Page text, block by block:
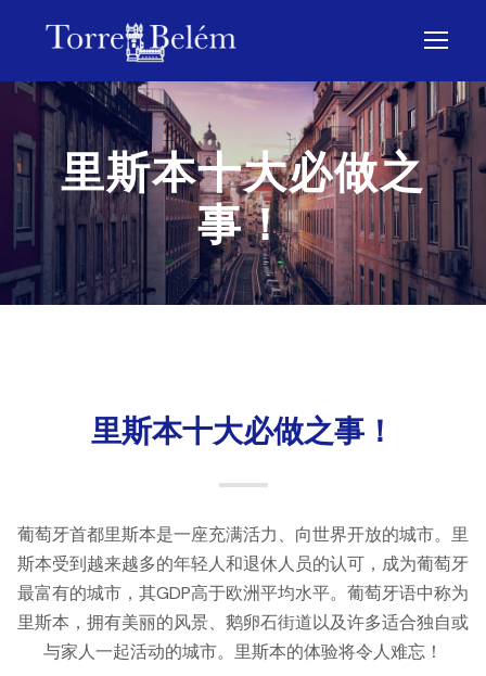
里斯本十大必做之
事！
里斯本十大必做之事！
葡萄牙首都里斯本是一座充满活力、向世界开放的城市。里
斯本受到越来越多的年轻人和退休人员的认可，成为葡萄牙
最富有的城市，其GDP高于欧洲平均水平。葡萄牙语中称为
里斯本，拥有美丽的风景、鹅卵石街道以及许多适合独自或
与家人一起活动的城市。里斯本的体验将令人难忘！